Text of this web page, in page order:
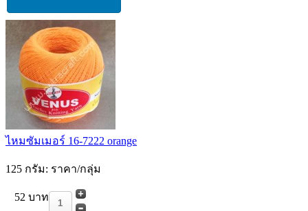
ไหมซัมเมอร์ 16-7222 orange
125 กรัม: ราคา/กลุ่ม
52 บาท